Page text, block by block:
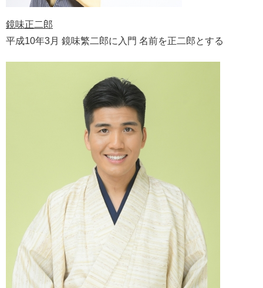
鏡味正二郎
平成10年3月 鏡味繁二郎に入門 名前を正二郎とする